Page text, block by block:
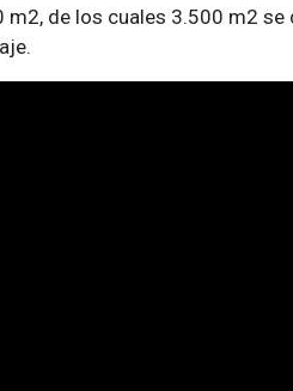
de los cuales 3.500 m2